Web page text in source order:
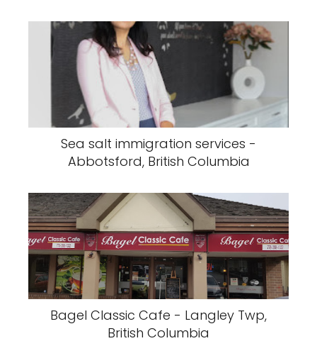
Sea salt immigration services -
Abbotsford, British Columbia
Bagel Classic Cafe - Langley Twp,
British Columbia